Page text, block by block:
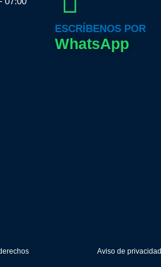
ESCRÍBENOS POR
WhatsApp
Aviso de privacidad